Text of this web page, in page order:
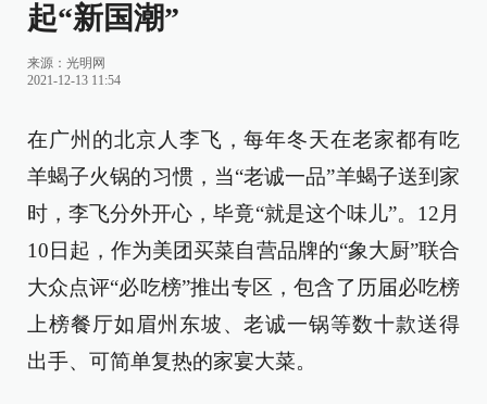
起“新国潮”
来源：光明网
2021-12-13 11:54
在广州的北京人李飞，每年冬天在老家都有吃
羊蝎子火锅的习惯，当“老诚一品”羊蝎子送到家
时，李飞分外开心，毕竟“就是这个味儿”。12月
10日起，作为美团买菜自营品牌的“象大厨”联合
大众点评“必吃榜”推出专区，包含了历届必吃榜
上榜餐厅如眉州东坡、老诚一锅等数十款送得
出手、可简单复热的家宴大菜。